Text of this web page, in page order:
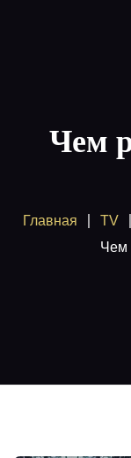
Чем
Главная TV
Чем